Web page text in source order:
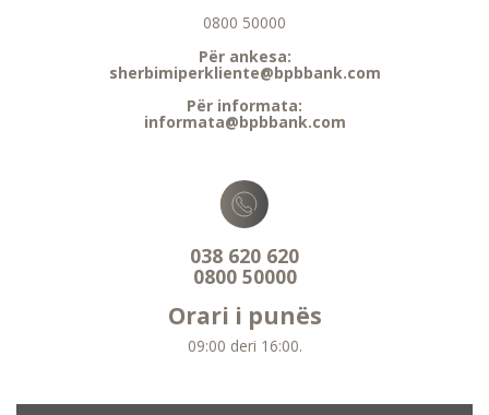
0800 50000
Për ankesa:
sherbimiperkliente@bpbbank.com
Për informata:
informata@bpbbank.com
038 620 620
0800 50000
Orari i punës
09:00 deri 16:00.